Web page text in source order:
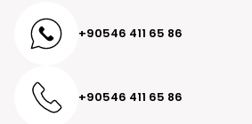
+90546 411 65 86
+90546 411 65 86